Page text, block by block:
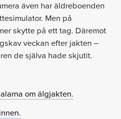
även har äldreboenden
Men på
skytte på ett tag. Däremot
veckan efter jakten –
de själva hade skjutit.
om älgjakten.